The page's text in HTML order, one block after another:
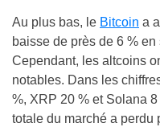
Au plus bas, le Bitcoin a
baisse de près de 6 %
Cependant, les altcoins
notables. Dans les
%, XRP 20 % et Solana
totale du marché a perdu